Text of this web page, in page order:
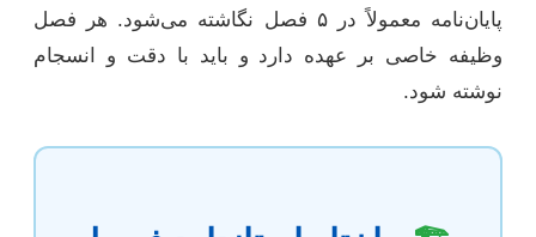
پایان‌نامه معمولاً در ۵ فصل نگاشته می‌شود. هر فصل
وظیفه خاصی بر عهده دارد و باید با دقت و انسجام
نوشته شود.